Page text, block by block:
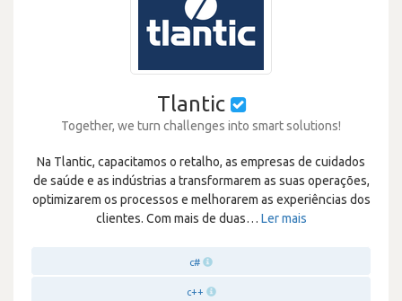
Tlantic
Together, we turn challenges into smart solutions!
Na Tlantic, capacitamos o retalho, as empresas de cuidados
de saúde e as indústrias a transformarem as suas operações,
optimizarem os processos e melhorarem as experiências dos
clientes. Com mais de duas… Ler mais
c#
c++